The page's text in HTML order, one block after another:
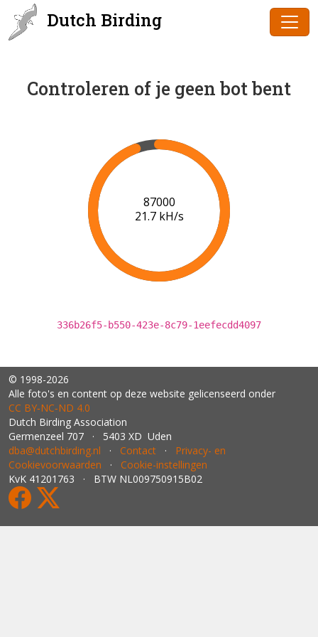
Dutch Birding
Controleren of je geen bot bent
89000
21.8 kH/s
336b26f5-b550-423e-8c79-1eefecdd4097
© 1998-2026
Alle foto's en content op deze website gelicenseerd onder
CC BY‑NC‑ND 4.0
Dutch Birding Association
Germenzeel 707 · 5403 XD Uden
dba@dutchbirding.nl · Contact · Privacy- en
Cookievoorwaarden · Cookie-instellingen
KvK 41201763 · BTW NL009750915B02